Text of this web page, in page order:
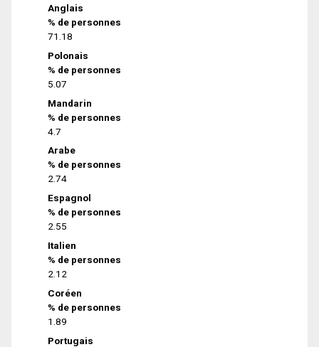
Anglais
% de personnes
71.18
Polonais
% de personnes
5.07
Mandarin
% de personnes
4.7
Arabe
% de personnes
2.74
Espagnol
% de personnes
2.55
Italien
% de personnes
2.12
Coréen
% de personnes
1.89
Portugais